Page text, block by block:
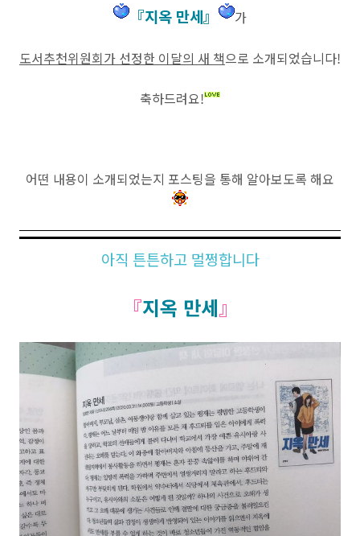
『지옥 만세』 가
도서추천위원회가 선정한 이달의 새 책으로 소개되었습니다!
축하드려요!
어떤 내용이 소개되었는지 포스팅을 통해 알아보도록 해요
아직 튼튼하고 멀쩡합니다
『지옥 만세』